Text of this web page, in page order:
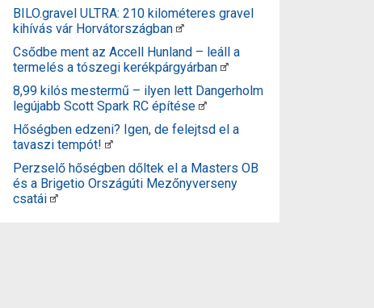
BILO.gravel ULTRA: 210 kilométeres gravel
kihívás vár Horvátországban
Csődbe ment az Accell Hunland – leáll a
termelés a tószegi kerékpárgyárban
8,99 kilós mestermű – ilyen lett Dangerholm
legújabb Scott Spark RC építése
Hőségben edzeni? Igen, de felejtsd el a
tavaszi tempót!
Perzselő hőségben dőltek el a Masters OB
és a Brigetio Országúti Mezőnyverseny
csatái